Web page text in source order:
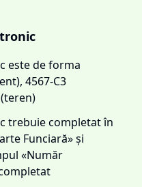
este de forma
4567-C3
trebuie completat în
Funciară» și
«Număr